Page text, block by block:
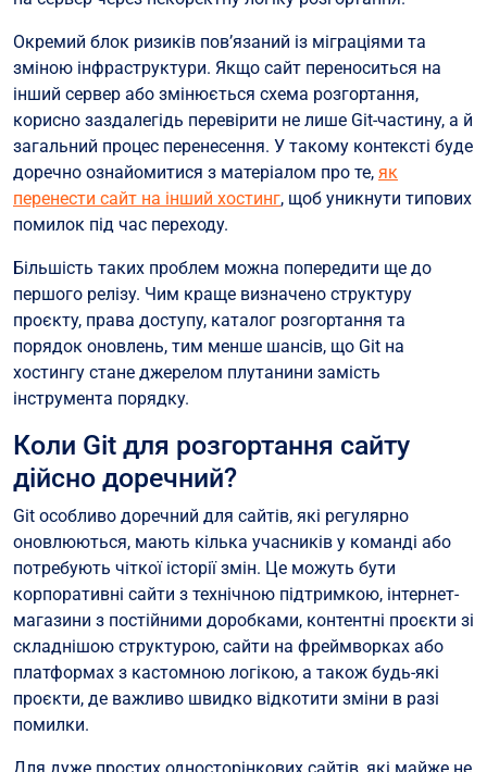
Окремий блок ризиків пов’язаний із міграціями та
зміною інфраструктури. Якщо сайт переноситься на
інший сервер або змінюється схема розгортання,
корисно заздалегідь перевірити не лише Git-частину, а й
загальний процес перенесення. У такому контексті буде
доречно ознайомитися з матеріалом про те, як
перенести сайт на інший хостинг, щоб уникнути типових
помилок під час переходу.
Більшість таких проблем можна попередити ще до
першого релізу. Чим краще визначено структуру
проєкту, права доступу, каталог розгортання та
порядок оновлень, тим менше шансів, що Git на
хостингу стане джерелом плутанини замість
інструмента порядку.
Коли Git для розгортання сайту
дійсно доречний?
Git особливо доречний для сайтів, які регулярно
оновлюються, мають кілька учасників у команді або
потребують чіткої історії змін. Це можуть бути
корпоративні сайти з технічною підтримкою, інтернет-
магазини з постійними доробками, контентні проєкти зі
складнішою структурою, сайти на фреймворках або
платформах з кастомною логікою, а також будь-які
проєкти, де важливо швидко відкотити зміни в разі
помилки.